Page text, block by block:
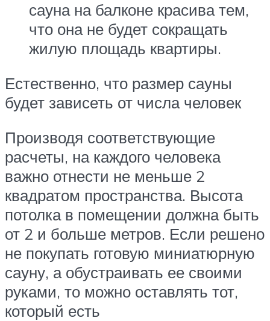
сауна на балконе красива тем,
что она не будет сокращать
жилую площадь квартиры.
Естественно, что размер сауны
будет зависеть от числа человек
Производя соответствующие
расчеты, на каждого человека
важно отнести не меньше 2
квадратом пространства. Высота
потолка в помещении должна быть
от 2 и больше метров. Если решено
не покупать готовую миниатюрную
сауну, а обустраивать ее своими
руками, то можно оставлять тот,
который есть